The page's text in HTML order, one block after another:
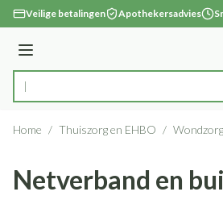
Ga naar de inhoud
Veilige betalingen Apothekersadvies
Menu
Product, merk, categorie...
Home / Thuiszorg en EHBO / Wondzorg
Netverband en